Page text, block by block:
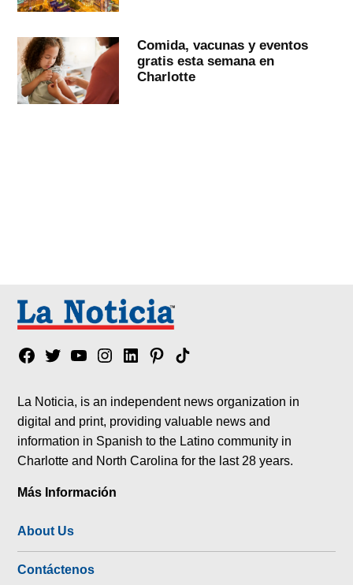
Comida, vacunas y eventos
gratis esta semana en
Charlotte
Facebook
TwitterYouTubeInstagram
LinkedinPinterest
Tik
La Noticia, is an independent news organization in
digital and print, providing valuable news and
information in Spanish to the Latino community in
Charlotte and North Carolina for the last 28 years.
Más Información
About Us
Contáctenos